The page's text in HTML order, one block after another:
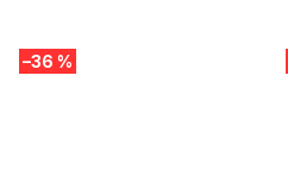
–36 %